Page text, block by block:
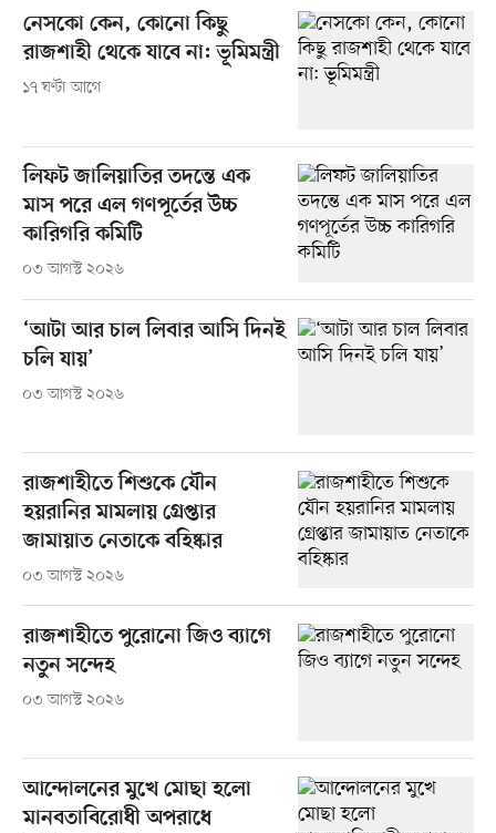
নেসকো কেন, কোনো কিছু
রাজশাহী থেকে যাবে না: ভূমিমন্ত্রী
১৭ ঘণ্টা আগে
লিফট জালিয়াতির তদন্তে এক
মাস পরে এল গণপূর্তের উচ্চ
কারিগরি কমিটি
০৩ আগস্ট ২০২৬
‘আটা আর চাল লিবার আসি দিনই
চলি যায়’
০৩ আগস্ট ২০২৬
রাজশাহীতে শিশুকে যৌন
হয়রানির মামলায় গ্রেপ্তার
জামায়াত নেতাকে বহিষ্কার
০৩ আগস্ট ২০২৬
রাজশাহীতে পুরোনো জিও ব্যাগে
নতুন সন্দেহ
০৩ আগস্ট ২০২৬
আন্দোলনের মুখে মোছা হলো
মানবতাবিরোধী অপরাধে